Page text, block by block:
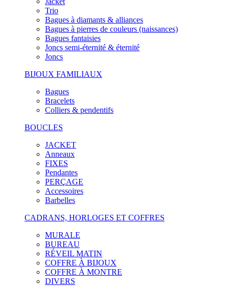
Trio
Bagues à diamants & alliances
Bagues à pierres de couleurs (naissances)
Bagues fantaisies
Joncs semi-éternité & éternité
Joncs
BIJOUX FAMILIAUX
Bagues
Bracelets
Colliers & pendentifs
BOUCLES
JACKET
Anneaux
FIXES
Pendantes
PERÇAGE
Accessoires
Barbelles
CADRANS, HORLOGES ET COFFRES
MURALE
BUREAU
RÉVEIL MATIN
COFFRE À BIJOUX
COFFRE À MONTRE
DIVERS